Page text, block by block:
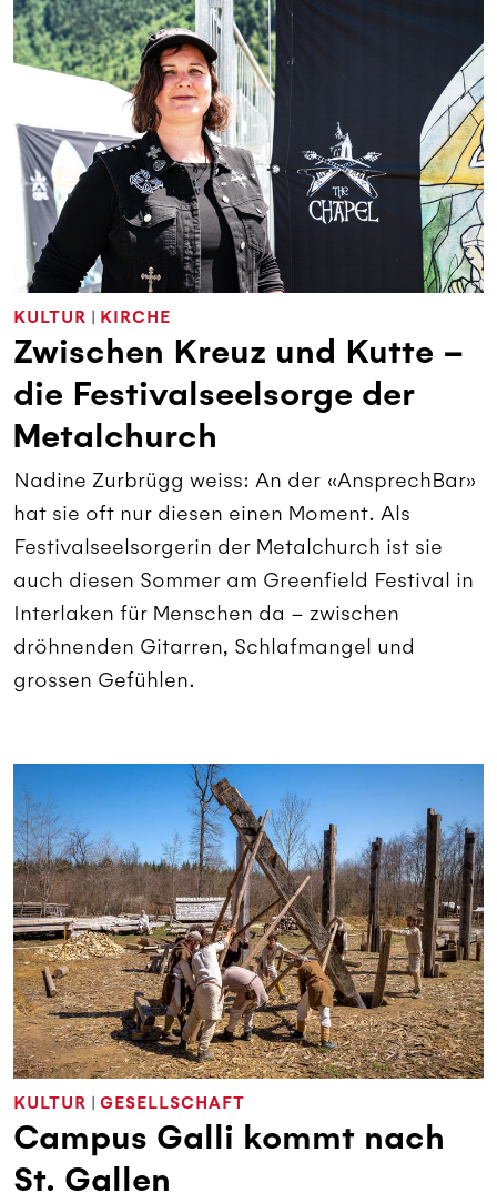
KULTUR | KIRCHE
Zwischen Kreuz und Kutte –
die Festivalseelsorge der
Metalchurch
Nadine Zurbrügg weiss: An der «AnsprechBar»
hat sie oft nur diesen einen Moment. Als
Festivalseelsorgerin der Metalchurch ist sie
auch diesen Sommer am Greenfield Festival in
Interlaken für Menschen da – zwischen
dröhnenden Gitarren, Schlafmangel und
grossen Gefühlen.
KULTUR | GESELLSCHAFT
Campus Galli kommt nach
St. Gallen